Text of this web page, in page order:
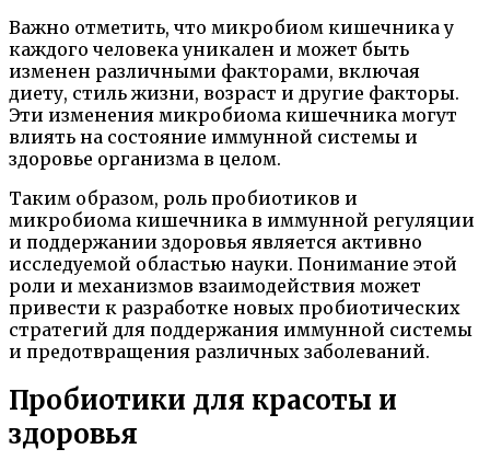
Важно отметить, что микробиом кишечника у
каждого человека уникален и может быть
изменен различными факторами, включая
диету, стиль жизни, возраст и другие факторы.
Эти изменения микробиома кишечника могут
влиять на состояние иммунной системы и
здоровье организма в целом.
Таким образом, роль пробиотиков и
микробиома кишечника в иммунной регуляции
и поддержании здоровья является активно
исследуемой областью науки. Понимание этой
роли и механизмов взаимодействия может
привести к разработке новых пробиотических
стратегий для поддержания иммунной системы
и предотвращения различных заболеваний.
Пробиотики для красоты и
здоровья